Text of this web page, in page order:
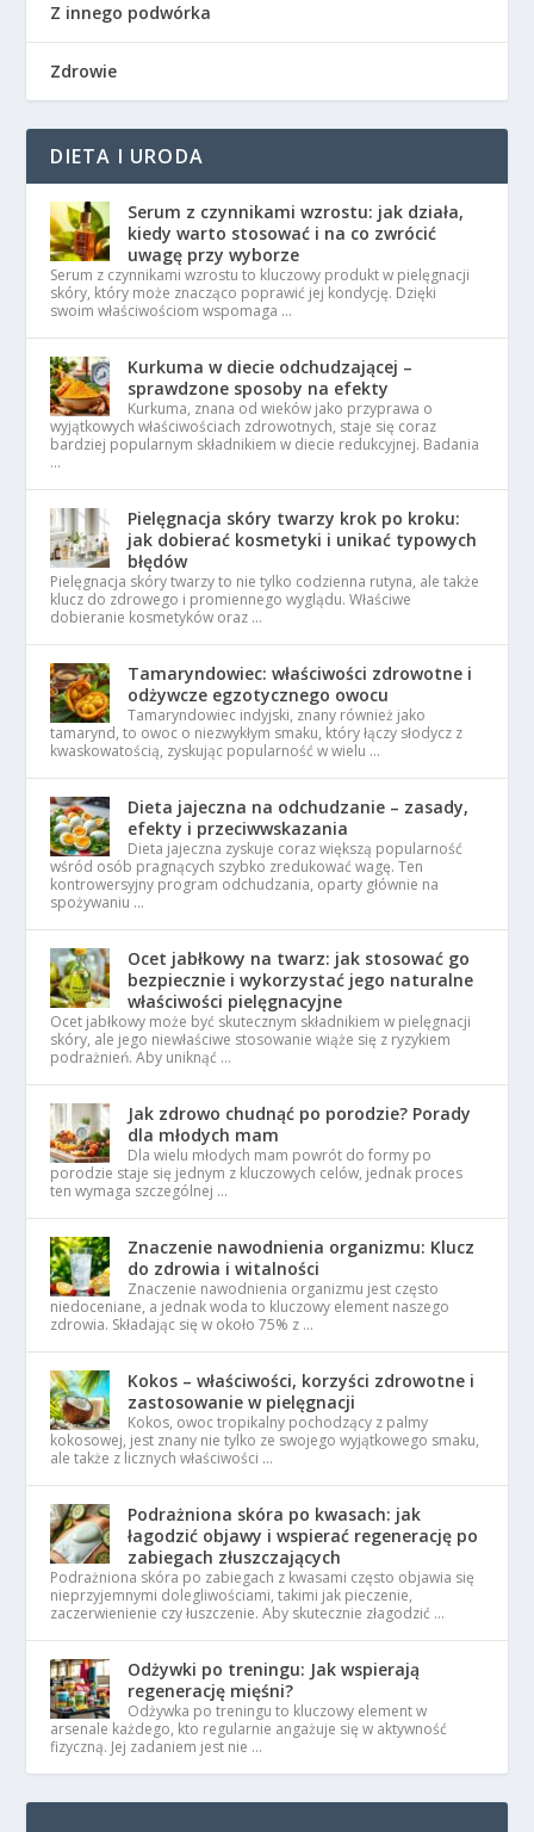
Z innego podwórka
Zdrowie
DIETA I URODA
Serum z czynnikami wzrostu: jak działa,
kiedy warto stosować i na co zwrócić
uwagę przy wyborze
Serum z czynnikami wzrostu to kluczowy produkt w pielęgnacji
skóry, który może znacząco poprawić jej kondycję. Dzięki
swoim właściwościom wspomaga …
Kurkuma w diecie odchudzającej –
sprawdzone sposoby na efekty
Kurkuma, znana od wieków jako przyprawa o
wyjątkowych właściwościach zdrowotnych, staje się coraz
bardziej popularnym składnikiem w diecie redukcyjnej. Badania
…
Pielęgnacja skóry twarzy krok po kroku:
jak dobierać kosmetyki i unikać typowych
błędów
Pielęgnacja skóry twarzy to nie tylko codzienna rutyna, ale także
klucz do zdrowego i promiennego wyglądu. Właściwe
dobieranie kosmetyków oraz …
Tamaryndowiec: właściwości zdrowotne i
odżywcze egzotycznego owocu
Tamaryndowiec indyjski, znany również jako
tamarynd, to owoc o niezwykłym smaku, który łączy słodycz z
kwaskowatością, zyskując popularność w wielu …
Dieta jajeczna na odchudzanie – zasady,
efekty i przeciwwskazania
Dieta jajeczna zyskuje coraz większą popularność
wśród osób pragnących szybko zredukować wagę. Ten
kontrowersyjny program odchudzania, oparty głównie na
spożywaniu …
Ocet jabłkowy na twarz: jak stosować go
bezpiecznie i wykorzystać jego naturalne
właściwości pielęgnacyjne
Ocet jabłkowy może być skutecznym składnikiem w pielęgnacji
skóry, ale jego niewłaściwe stosowanie wiąże się z ryzykiem
podrażnień. Aby uniknąć …
Jak zdrowo chudnąć po porodzie? Porady
dla młodych mam
Dla wielu młodych mam powrót do formy po
porodzie staje się jednym z kluczowych celów, jednak proces
ten wymaga szczególnej …
Znaczenie nawodnienia organizmu: Klucz
do zdrowia i witalności
Znaczenie nawodnienia organizmu jest często
niedoceniane, a jednak woda to kluczowy element naszego
zdrowia. Składając się w około 75% z …
Kokos – właściwości, korzyści zdrowotne i
zastosowanie w pielęgnacji
Kokos, owoc tropikalny pochodzący z palmy
kokosowej, jest znany nie tylko ze swojego wyjątkowego smaku,
ale także z licznych właściwości …
Podrażniona skóra po kwasach: jak
łagodzić objawy i wspierać regenerację po
zabiegach złuszczających
Podrażniona skóra po zabiegach z kwasami często objawia się
nieprzyjemnymi dolegliwościami, takimi jak pieczenie,
zaczerwienienie czy łuszczenie. Aby skutecznie złagodzić …
Odżywki po treningu: Jak wspierają
regenerację mięśni?
Odżywka po treningu to kluczowy element w
arsenale każdego, kto regularnie angażuje się w aktywność
fizyczną. Jej zadaniem jest nie …